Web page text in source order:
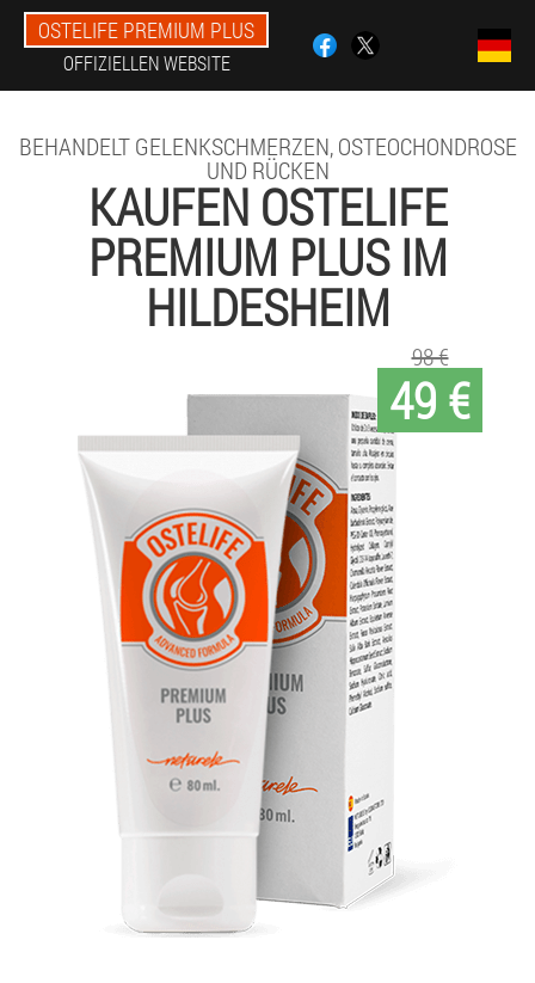
OSTELIFE PREMIUM PLUS
OFFIZIELLEN WEBSITE
BEHANDELT GELENKSCHMERZEN, OSTEOCHONDROSE
UND RÜCKEN
KAUFEN OSTELIFE
PREMIUM PLUS IM
HILDESHEIM
49 €
98 €